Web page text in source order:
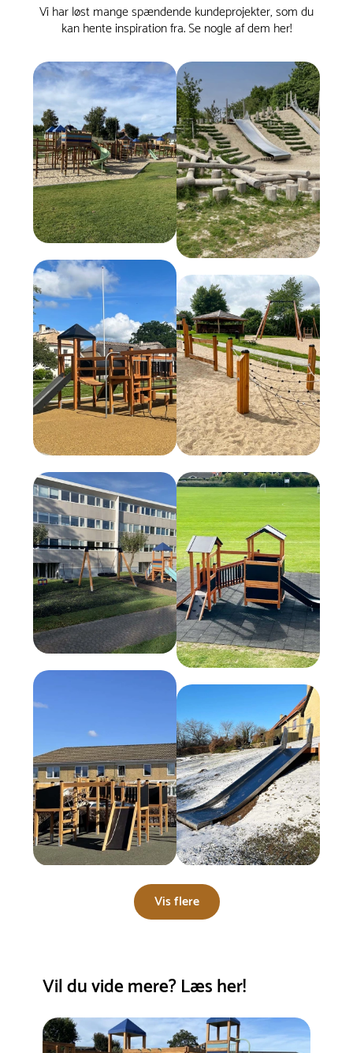
Vi har løst mange spændende kundeprojekter, som du
kan hente inspiration fra. Se nogle af dem her!
Vis flere
Vil du vide mere? Læs her!